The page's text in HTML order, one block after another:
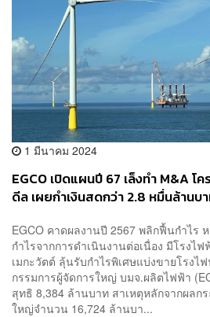
1 มีนาคม 2024
EGCO เปิดแผนปี 67 เล็งทำ M&A โ
ดีล เผยกำเงินสดกว่า 2.8 หมื่นล้านบ
EGCO คาดผลงานปี 2567 พลิกฟื้นกำไร
กำไรจากการดำเนินงานต่อเนื่อง มีโรงไ
เมกะวัตต์ ลุ้นรับกำไรพิเศษแบ่งขายโรง
กรรมการผู้จัดการใหญ่ บมจ.ผลิตไฟฟ้า
สุทธิ 8,384 ล้านบาท สาเหตุหลักจากผลก
ใหญ่จำนวน 16,724 ล้านบา...